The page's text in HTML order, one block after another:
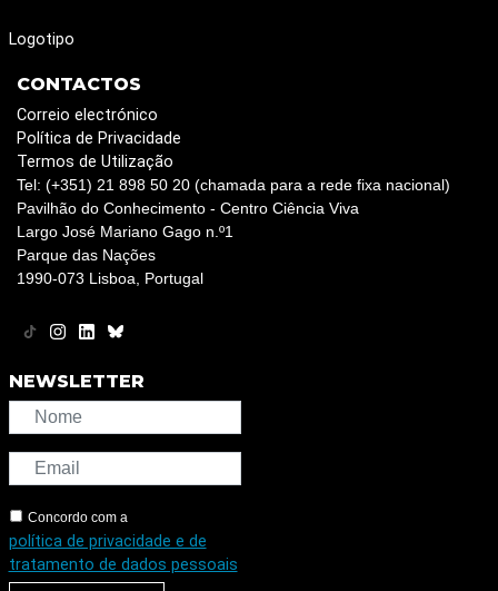
Logotipo
CONTACTOS
Correio electrónico
Política de Privacidade
Termos de Utilização
Tel: (+351) 21 898 50 20 (chamada para a rede fixa nacional)
Pavilhão do Conhecimento - Centro Ciência Viva
Largo José Mariano Gago n.º1
Parque das Nações
1990-073 Lisboa, Portugal
NEWSLETTER
Concordo com a
política de privacidade e de
tratamento de dados pessoais